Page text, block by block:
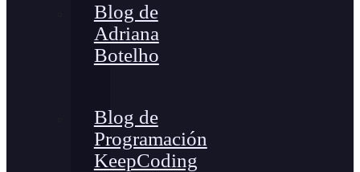
Blog de
Adriana
Botelho
Blog de
Programación
KeepCoding